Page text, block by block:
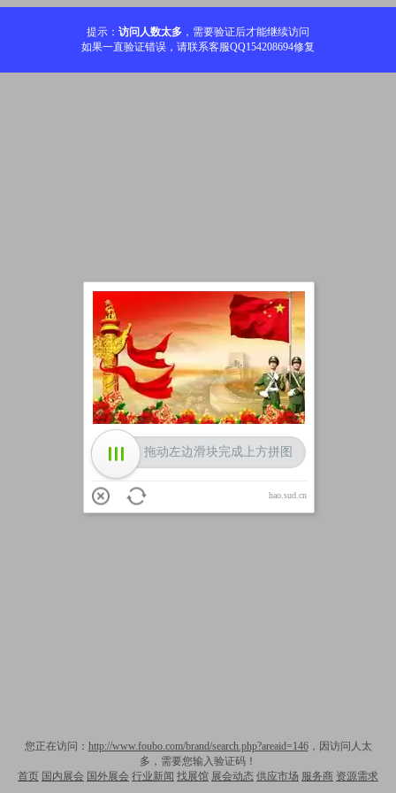
提示： 访问人数太多 ，需要验证后才能继续访问
如果一直验证错误，请联系客服QQ154208694修复
您正在访问： http://www.foubo.com/brand/search.php?areaid=146，因访问人太
多，需要您输入验证码！
首页 国内展会 国外展会 行业新闻 找展馆 展会动态 供应市场 服务商 资源需求
加载中
拖动左边滑块完成上方拼图
hao.sud.cn